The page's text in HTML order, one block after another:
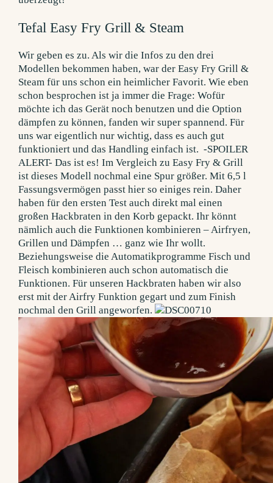
Tefal Easy Fry Grill & Steam
Wir geben es zu. Als wir die Infos zu den drei
Modellen bekommen haben, war der Easy Fry Grill &
Steam für uns schon ein heimlicher Favorit. Wie eben
schon besprochen ist ja immer die Frage: Wofür
möchte ich das Gerät noch benutzen und die Option
dämpfen zu können, fanden wir super spannend. Für
uns war eigentlich nur wichtig, dass es auch gut
funktioniert und das Handling einfach ist. -SPOILER
ALERT- Das ist es! Im Vergleich zu Easy Fry & Grill
ist dieses Modell nochmal eine Spur größer. Mit 6,5 l
Fassungsvermögen passt hier so einiges rein. Daher
haben für den ersten Test auch direkt mal einen
großen Hackbraten in den Korb gepackt. Ihr könnt
nämlich auch die Funktionen kombinieren – Airfryen,
Grillen und Dämpfen … ganz wie Ihr wollt.
Beziehungsweise die Automatikprogramme Fisch und
Fleisch kombinieren auch schon automatisch die
Funktionen. Für unseren Hackbraten haben wir also
erst mit der Airfry Funktion gegart und zum Finish
nochmal den Grill angeworfen.